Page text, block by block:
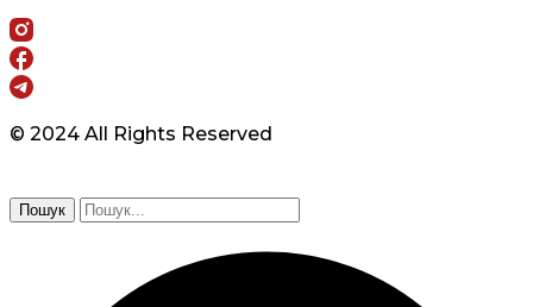
© 2024 All Rights Reserved
Пошук